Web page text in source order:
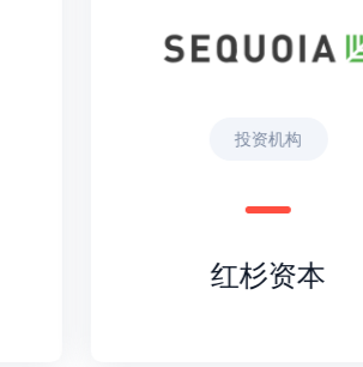
投资机构
红杉资本